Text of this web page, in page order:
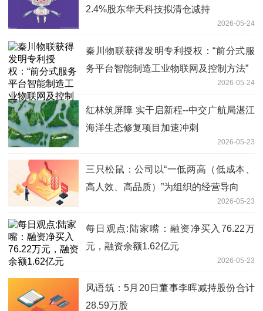
2.4%股东华天科技拟清仓减持
2026-05-24
秦川物联获得发明专利授权：“前分式服
务平台智能制造工业物联网及控制方法”
2026-05-24
红林筑屏障 实干启新程--中交广航局湛江
海洋生态修复项目加速冲刺
2026-05-23
三只松鼠：公司以“一低两高（低成本、
高人效、高品质）”为组织的经营导向
2026-05-23
每日观点:陆家嘴：融资净买入76.22万
元，融资余额1.62亿元
2026-05-23
风语筑：5月20日董事李晖减持股份合计
28.59万股